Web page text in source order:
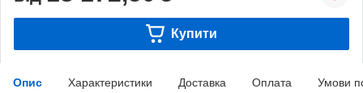
Купити
Опис Характеристики Доставка Оплата Умови